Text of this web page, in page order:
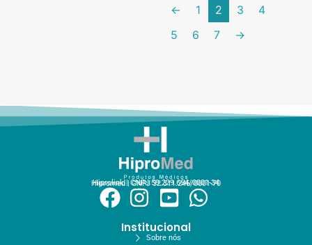
← 1 2 3
4
5
6 7 →
Hiprolink | CNPJ 59.229.654/0001-34
Hipromed | CNPJ 32.311.246/0001-70
Institucional
Sobre nós